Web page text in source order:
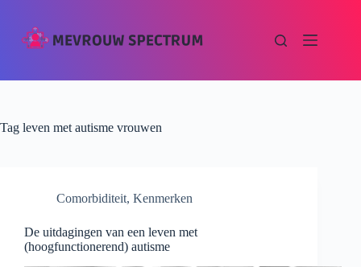
Tag leven met autisme vrouwen
Comorbiditeit, Kenmerken
De uitdagingen van een leven met
(hoogfunctionerend) autisme